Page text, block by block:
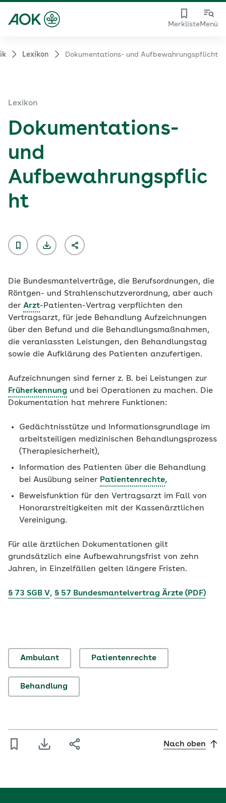
MerklisteMenü
Lexikon Dokumentations- und Aufbewahrungspflicht
Lexikon
Dokumentations-
und
Aufbewahrungspflic
ht
Die Bundesmantelverträge, die Berufsordnungen, die
Röntgen- und Strahlenschutzverordnung, aber auch
der Arzt-Patienten-Vertrag verpflichten den
Vertragsarzt, für jede Behandlung Aufzeichnungen
über den Befund und die Behandlungsmaßnahmen,
die veranlassten Leistungen, den Behandlungstag
sowie die Aufklärung des Patienten anzufertigen.
Aufzeichnungen sind ferner z. B. bei Leistungen zur
Früherkennung und bei Operationen zu machen. Die
Dokumentation hat mehrere Funktionen:
Gedächtnisstütze und Informationsgrundlage im
arbeitsteiligen medizinischen Behandlungsprozess
(Therapiesicherheit),
Information des Patienten über die Behandlung
bei Ausübung seiner Patientenrechte,
Beweisfunktion für den Vertragsarzt im Fall von
Honorarstreitigkeiten mit der Kassenärztlichen
Vereinigung.
Für alle ärztlichen Dokumentationen gilt
grundsätzlich eine Aufbewahrungsfrist von zehn
Jahren, in Einzelfällen gelten längere Fristen.
§ 73 SGB V, § 57 Bundesmantelvertrag Ärzte (PDF)
Ambulant Patientenrechte
Behandlung
Nach oben